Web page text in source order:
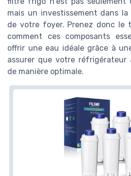
mais un investissement dans
de votre foyer. Prenez donc le
comment ces composants
offrir une eau idéale grâce à
assurer que votre réfrigérateur
de manière optimale.